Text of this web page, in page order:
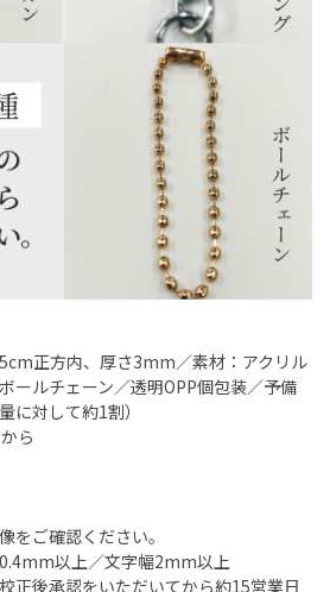
正方内、厚さ3mm／素材：アクリル
ールチェーン／透明OPP個包装／予備
に対して約1割）
ら
ご確認ください。
以上／文字幅2mm以上
正後承認をいただいてから約15営業日